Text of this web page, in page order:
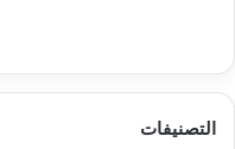
التصنيفات